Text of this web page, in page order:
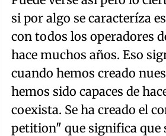
si por algo se caracteríza
con todos los operadores
hace muchos años. Eso
cuando hemos creado
hemos sido capaces de
coexista. Se ha creado el
petition" que significa que